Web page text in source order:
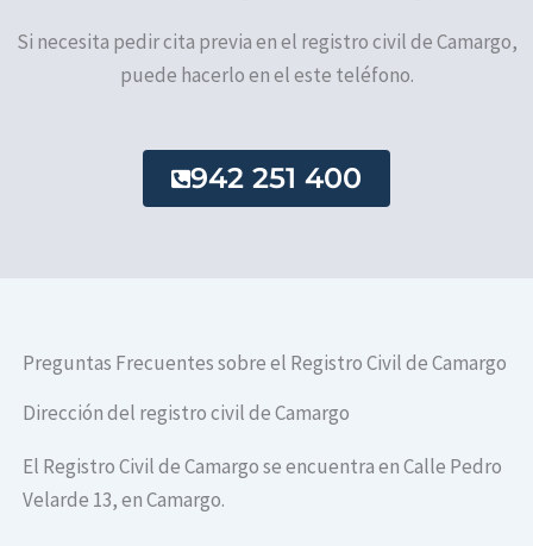
Si necesita pedir cita previa en el registro civil de Camargo,
puede hacerlo en el este teléfono.
942 251 400
Preguntas Frecuentes sobre el Registro Civil de Camargo
Dirección del registro civil de Camargo
El Registro Civil de Camargo se encuentra en Calle Pedro
Velarde 13, en Camargo.